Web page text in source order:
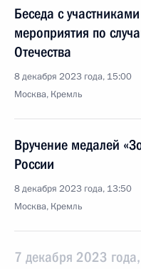
Беседа с
мероприятия по
Отечества
8 декабря 2023 года, 15:00
Москва, Кремль
Вручение медалей
России
8 декабря 2023 года, 13:50
Москва, Кремль
7 декабря 2023 года,